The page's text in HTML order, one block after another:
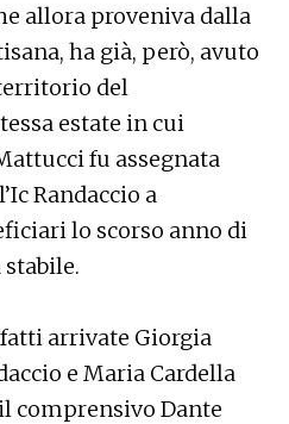
allora proveniva dalla
ha già, però, avuto
del
estate in cui
fu assegnata
Randaccio a
lo scorso anno di
arrivate Giorgia
e Maria Cardella
comprensivo Dante